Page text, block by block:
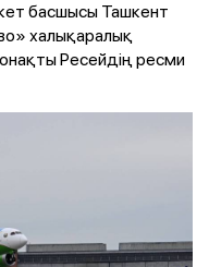
басшысы Ташкент
халықаралық
Ресейдің ресми